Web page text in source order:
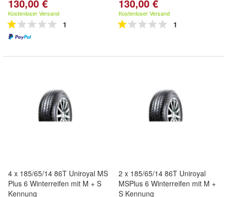
130,00 €
Kostenloser Versand
1
130,00 €
Kostenloser Versand
1
4 x 185/65/14 86T Uniroyal MS
Plus 6 Winterreifen mit M + S
Kennung
2 x 185/65/14 86T Uniroyal
MSPlus 6 Winterreifen mit M +
S Kennung